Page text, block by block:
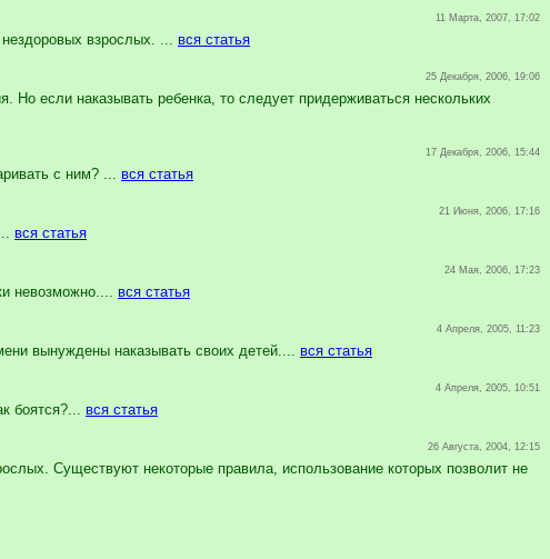
11 Марта, 2007, 17:02
взрослых. ... вся статья
25 Декабря, 2006, 19:06
если наказывать ребенка, то следует придерживаться нескольких
17 Декабря, 2006, 15:44
с ним? ... вся статья
21 Июня, 2006, 17:16
вся статья
24 Мая, 2006, 17:23
невозможно.... вся статья
4 Апреля, 2005, 11:23
вынуждены наказывать своих детей.... вся статья
4 Апреля, 2005, 10:51
боятся?... вся статья
26 Августа, 2004, 12:15
Существуют некоторые правила, использование которых позволит не